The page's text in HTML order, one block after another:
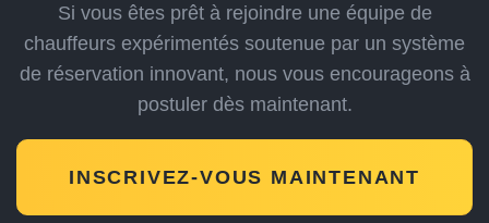
Si vous êtes prêt à rejoindre une équipe de
chauffeurs expérimentés soutenue par un système
de réservation innovant, nous vous encourageons à
postuler dès maintenant.
INSCRIVEZ-VOUS MAINTENANT